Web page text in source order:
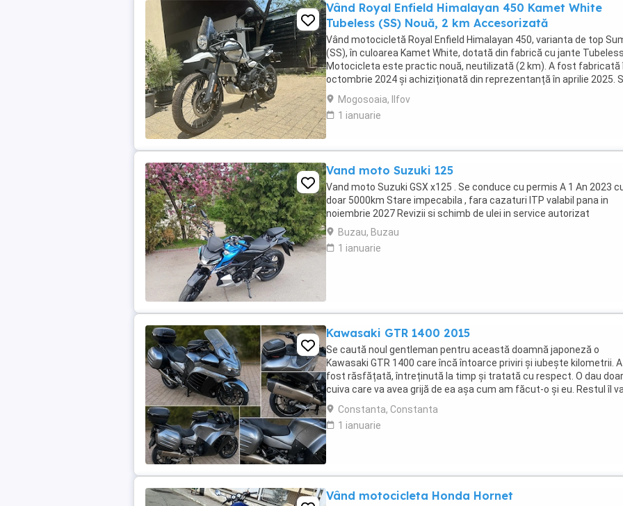
Vând Royal Enfield Himalayan 450 Kamet White
Tubeless (SS) Nouă, 2 km Accesorizată
Vând motocicletă Royal Enfield Himalayan 450, varianta de top
(SS), în culoarea Kamet White, dotată din fabrică cu jante
Motocicleta este practic nouă, neutilizată (2 km). A fost fabricată
octombrie 2024 și achiziționată din reprezentanță în aprilie 2025.
află în stare absolut ...
Mogosoaia, Ilfov
1 ianuarie
Vand moto Suzuki 125
Vand moto Suzuki GSX x125 . Se conduce cu permis A 1 An 2023
doar 5000km Stare impecabila , fara cazaturi ITP valabil pana in
noiembrie 2027 Revizii si schimb de ulei in service autorizat
Buzau, Buzau
1 ianuarie
Kawasaki GTR 1400 2015
Se caută noul gentleman pentru această doamnă japoneză o
Kawasaki GTR 1400 care încă întoarce priviri și iubește kilometrii. A
fost răsfățată, întreținută la timp și tratată cu respect. O dau doar
cuiva care va avea grijă de ea așa cum am făcut-o și eu. Restul îl
convinge ea la prima cheie. Vă ...
Constanta, Constanta
1 ianuarie
Vând motocicleta Honda Hornet